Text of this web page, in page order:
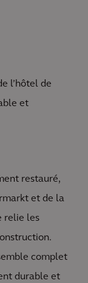
l’hôtel de
et
restauré,
et de la
relie les
complet
durable et